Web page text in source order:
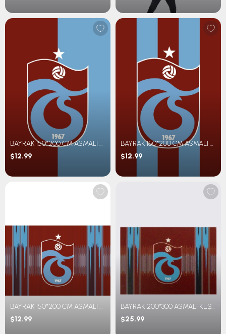
BAYRAK 150*200 CM ASMALI BM PARÇALI
$12.99
BAYRAK 150*200 CM ASMALI BM ÇİZGİLİ
$12.99
BAYRAK 150*200 CM ASMALI KEŞAN DESENLİ
$12.99
BAYRAK 200*300 ASMALI KEŞAN DESENLİ
$25.99